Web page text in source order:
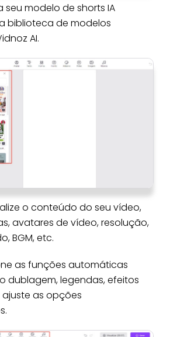
seu modelo de shorts IA
biblioteca de modelos
AI.
o conteúdo do seu vídeo,
avatares de vídeo, resolução,
BGM, etc.
as funções automáticas
dublagem, legendas, efeitos
ajuste as opções